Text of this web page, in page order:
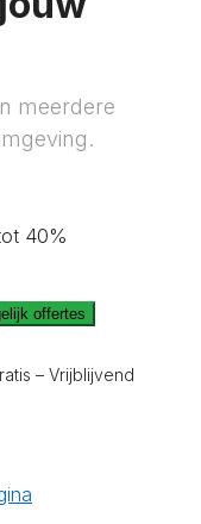
meerdere
40%
offertes
– Vrijblijvend